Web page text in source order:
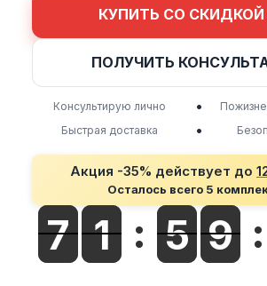
КУПИТЬ СО СКИДКОЙ
ПОЛУЧИТЬ
Консультирую лично •
Быстрая доставка
•
Акция -35% действует до
Осталось всего 5